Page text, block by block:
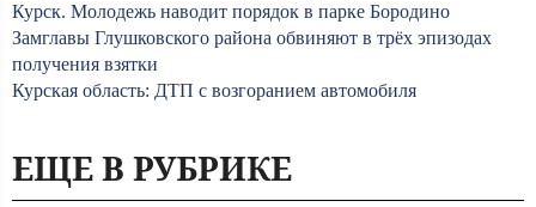
Курск. Молодежь наводит порядок в парке Бородино
Замглавы Глушковского района обвиняют в трёх эпизодах
получения взятки
Курская область: ДТП с возгоранием автомобиля
ЕЩЕ В РУБРИКЕ